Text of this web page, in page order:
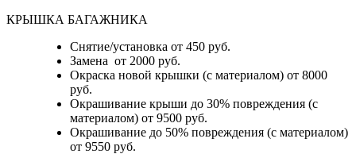
КРЫШКА БАГАЖНИКА
Снятие/установка от 450 руб.
Замена от 2000 руб.
Окраска новой крышки (с материалом) от 8000
руб.
Окрашивание крыши до 30% повреждения (с
материалом) от 9500 руб.
Окрашивание до 50% повреждения (с материалом)
от 9550 руб.